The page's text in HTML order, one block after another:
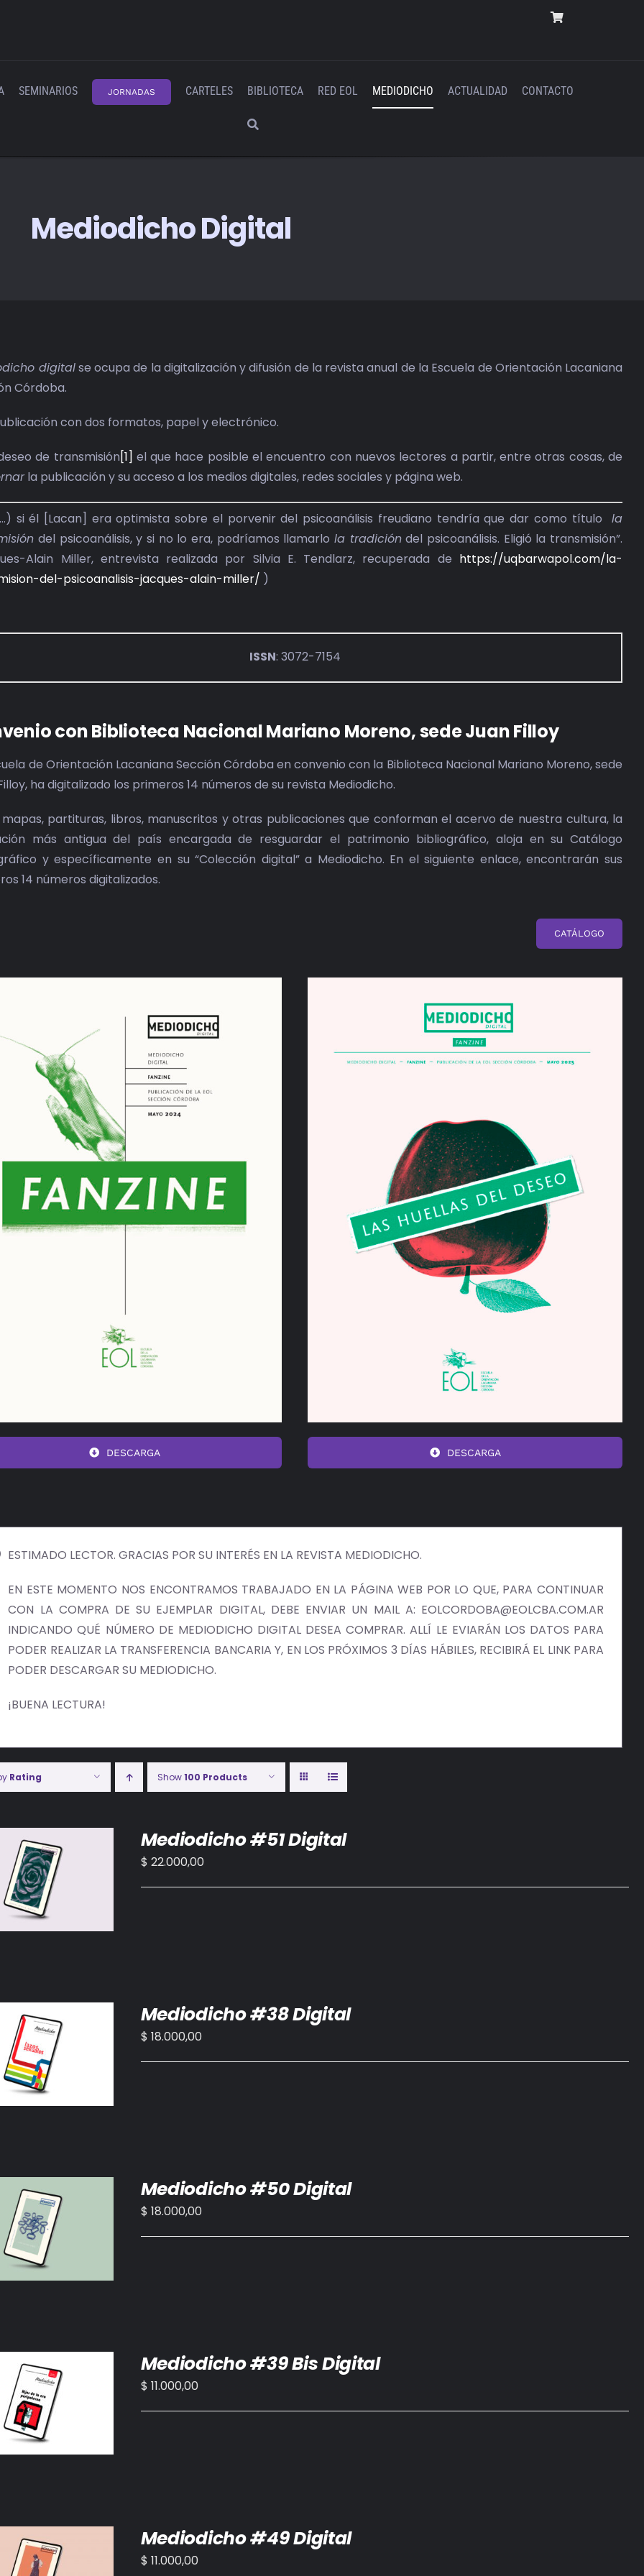
SEMINARIOS JORNADAS CARTELES BIBLIOTECA RED EOL MEDIODICHO ACTUALIDAD CONTACTO
Mediodicho Digital
digitalse ocupa de la digitalización y difusión de la revista anual de la Escuela de Orientación Lacaniana
Córdoba.
con dos formatos, papel y electrónico.
de transmisión[1] el que hace posible el encuentro con nuevos lectores a partir, entre otras cosas, de
la publicación y su acceso a los medios digitales, redes sociales y página web.
si él [Lacan] era optimista sobre el porvenir del psicoanálisis freudiano tendría que dar como títulola
del psicoanálisis, y si no lo era, podríamos llamarlola tradicióndel psicoanálisis. Eligió la transmisión”.
Alain Miller, entrevista realizada por Silvia E. Tendlarz, recuperada de https://uqbarwapol.com/la-
del-psicoanalisis-jacques-alain-miller/ )
ISSN: 3072-7154
con Biblioteca Nacional Mariano Moreno, sede Juan Filloy
de Orientación Lacaniana Sección Córdoba en convenio con la Biblioteca Nacional Mariano Moreno, sede
ha digitalizado los primeros 14 números de su revista Mediodicho.
partituras, libros, manuscritos y otras publicaciones que conforman el acervo de nuestra cultura, la
más antigua del país encargada de resguardar el patrimonio bibliográfico, aloja en su Catálogo
y específicamente en su “Colección digital” a Mediodicho. En el siguiente enlace, encontrarán sus
14 números digitalizados.
CATÁLOGO
DESCARGA DESCARGA
ESTIMADO LECTOR. GRACIAS POR SU INTERÉS EN LA REVISTA MEDIODICHO.
EN ESTE MOMENTO NOS ENCONTRAMOS TRABAJADO EN LA PÁGINA WEB POR LO QUE, PARA CONTINUAR
CON LA COMPRA DE SU EJEMPLAR DIGITAL, DEBE ENVIAR UN MAIL A: EOLCORDOBA@EOLCBA.COM.AR
INDICANDO QUÉ NÚMERO DE MEDIODICHO DIGITAL DESEA COMPRAR. ALLÍ LE EVIARÁN LOS DATOS PARA
PODER REALIZAR LA TRANSFERENCIA BANCARIA Y, EN LOS PRÓXIMOS 3 DÍAS HÁBILES, RECIBIRÁ EL LINK PARA
PODER DESCARGAR SU MEDIODICHO.
¡BUENA LECTURA!
Rating Show100 Products
AL CARRITO
DETALLES
Mediodicho #51 Digital
$ 22.000,00
AL CARRITO
DETALLES
Mediodicho #38 Digital
$ 18.000,00
AL CARRITO
DETALLES
Mediodicho #50 Digital
$ 18.000,00
AL CARRITO
DETALLES
Mediodicho #39 Bis Digital
$ 11.000,00
AL CARRITO
Mediodicho #49 Digital
$ 11.000,00